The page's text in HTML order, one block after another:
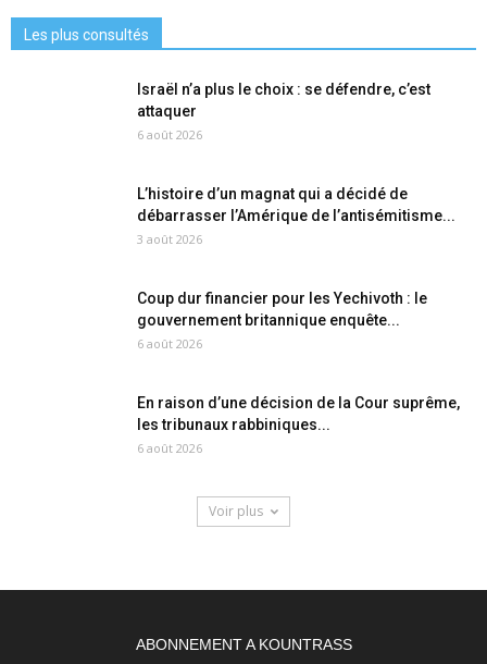
Les plus consultés
Israël n’a plus le choix : se défendre, c’est
attaquer
6 août 2026
L’histoire d’un magnat qui a décidé de
débarrasser l’Amérique de l’antisémitisme...
3 août 2026
Coup dur financier pour les Yechivoth : le
gouvernement britannique enquête...
6 août 2026
En raison d’une décision de la Cour suprême,
les tribunaux rabbiniques...
6 août 2026
Voir plus
ABONNEMENT A KOUNTRASS